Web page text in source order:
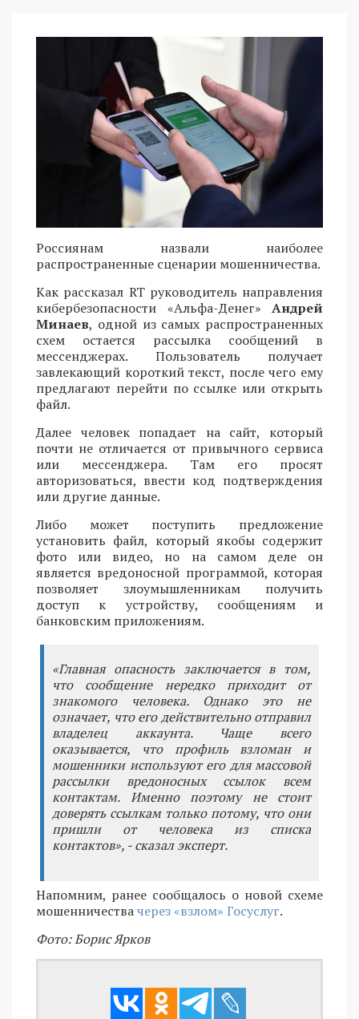
Россиянам назвали наиболее
распространенные сценарии мошенничества.
Как рассказал RT руководитель направления
кибербезопасности «Альфа-Денег» Андрей
Минаев, одной из самых распространенных
схем остается рассылка сообщений в
мессенджерах. Пользователь получает
завлекающий короткий текст, после чего ему
предлагают перейти по ссылке или открыть
файл.
Далее человек попадает на сайт, который
почти не отличается от привычного сервиса
или мессенджера. Там его просят
авторизоваться, ввести код подтверждения
или другие данные.
Либо может поступить предложение
установить файл, который якобы содержит
фото или видео, но на самом деле он
является вредоносной программой, которая
позволяет злоумышленникам получить
доступ к устройству, сообщениям и
банковским приложениям.
«Главная опасность заключается в том,
что сообщение нередко приходит от
знакомого человека. Однако это не
означает, что его действительно отправил
владелец аккаунта. Чаще всего
оказывается, что профиль взломан и
мошенники используют его для массовой
рассылки вредоносных ссылок всем
контактам. Именно поэтому не стоит
доверять ссылкам только потому, что они
пришли от человека из списка
контактов», - сказал эксперт.
Напомним, ранее сообщалось о новой схеме
мошенничествачерез «взлом» Госуслуг.
Фото: Борис Ярков